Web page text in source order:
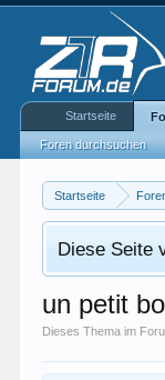
Startseite
Diese Seite
un petit
Dieses Thema im
Startseite
Foren durchsuchen